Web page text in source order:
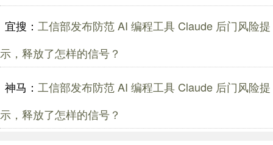
宜搜： 工信部发布防范 AI 编程工具 Claude 后门风险提
示，释放了怎样的信号？
神马： 工信部发布防范 AI 编程工具 Claude 后门风险提
示，释放了怎样的信号？